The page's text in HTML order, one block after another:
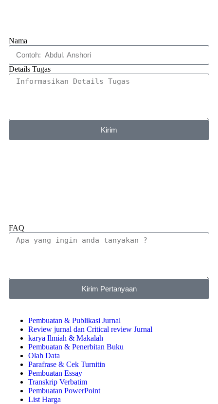
Nama
Details Tugas
Kirim
FAQ
Kirim Pertanyaan
Pembuatan & Publikasi Jurnal
Review jurnal dan Critical review Jurnal
karya Ilmiah & Makalah
Pembuatan & Penerbitan Buku
Olah Data
Parafrase & Cek Turnitin
Pembuatan Essay
Transkrip Verbatim
Pembuatan PowerPoint
List Harga